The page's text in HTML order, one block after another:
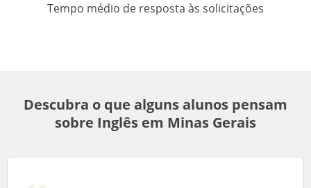
Tempo médio de resposta às solicitações
Descubra o que alguns alunos pensam
sobre Inglês em Minas Gerais